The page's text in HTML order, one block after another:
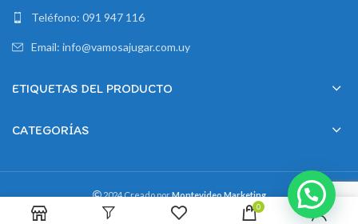
Teléfono: 091 947 116
Email: info@vamosajugar.com.uy
ETIQUETAS DEL PRODUCTO
CATEGORÍAS
2024 Creado porMontevideo Marketing
0